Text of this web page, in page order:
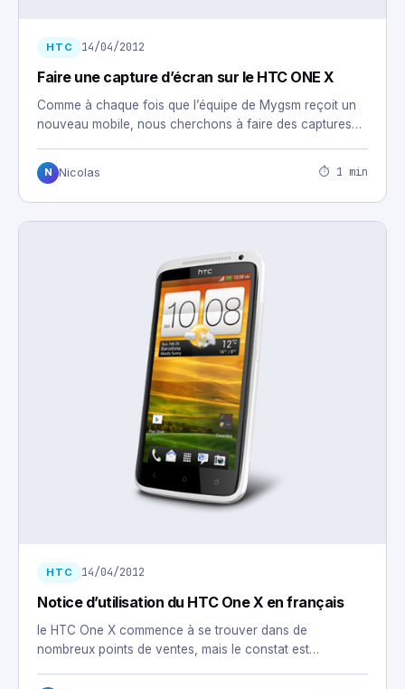
HTC 14/04/2012
Faire une capture d’écran sur le HTC ONE X
Comme à chaque fois que l’équipe de Mygsm reçoit un
nouveau mobile, nous cherchons à faire des captures…
N Nicolas ⏱ 1 min
HTC 14/04/2012
Notice d’utilisation du HTC One X en français
le HTC One X commence à se trouver dans de
nombreux points de ventes, mais le constat est…